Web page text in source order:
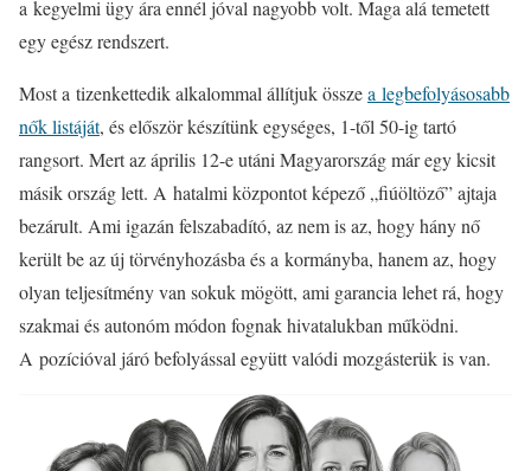
a kegyelmi ügy ára ennél jóval nagyobb volt. Maga alá temetett
egy egész rendszert.
Most a tizenkettedik alkalommal állítjuk összea legbefolyásosabb
nők listáját, és először készítünk egységes, 1-től 50-ig tartó
rangsort. Mert az április 12-e utáni Magyarország már egy kicsit
másik ország lett. A hatalmi központot képező „fiúöltöző” ajtaja
bezárult. Ami igazán felszabadító, az nem is az, hogy hány nő
került be az új törvényhozásba és a kormányba, hanem az, hogy
olyan teljesítmény van sokuk mögött, ami garancia lehet rá, hogy
szakmai és autonóm módon fognak hivatalukban működni.
A pozícióval járó befolyással együtt valódi mozgásterük is van.